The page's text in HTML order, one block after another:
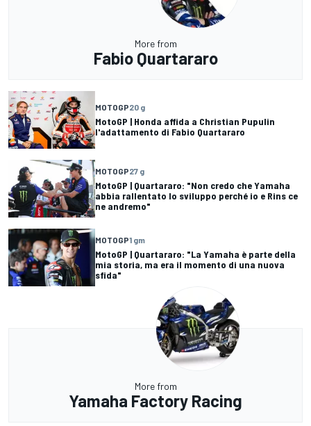
More from
Fabio Quartararo
MOTOGP20 g
MotoGP | Honda affida a Christian Pupulin
l'adattamento di Fabio Quartararo
MOTOGP27 g
MotoGP | Quartararo: "Non credo che Yamaha
abbia rallentato lo sviluppo perché io e Rins ce
ne andremo"
MOTOGP1 gm
MotoGP | Quartararo: "La Yamaha è parte della
mia storia, ma era il momento di una nuova
sfida"
More from
Yamaha Factory Racing